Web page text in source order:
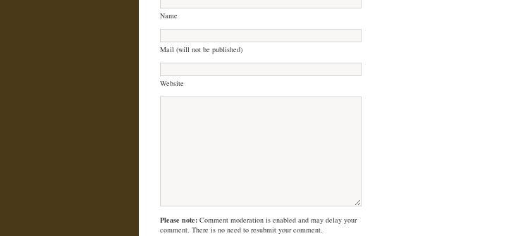
Name
Mail (will not be published)
Website
Please note: Comment moderation is enabled and may delay your
comment. There is no need to resubmit your comment.